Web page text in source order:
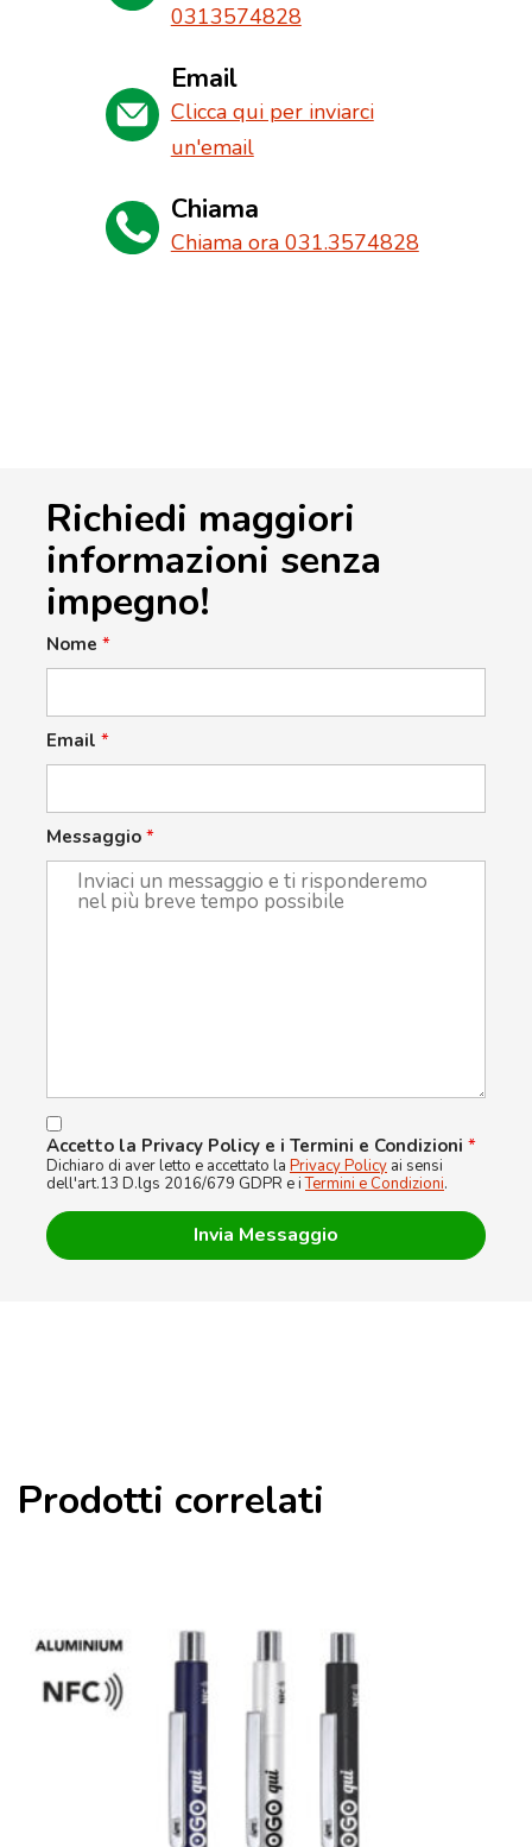
0313574828
Email
Clicca qui per inviarci
un'email
Chiama
Chiama ora 031.3574828
Richiedi maggiori
informazioni senza
impegno!
Nome *
Email *
Messaggio *
Accetto la Privacy Policy e i Termini e Condizioni *
Dichiaro di aver letto e accettato la Privacy Policy ai sensi
dell'art.13 D.lgs 2016/679 GDPR e iTermini e Condizioni.
Prodotti correlati